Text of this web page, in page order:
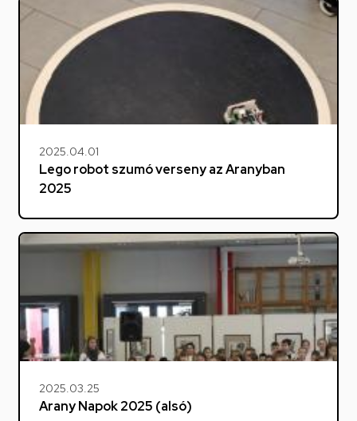
2025.04.01
Lego robot szumó verseny az Aranyban
2025
2025.03.25
Arany Napok 2025 (alsó)